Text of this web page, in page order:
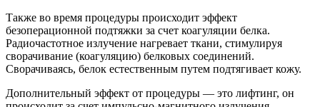
Также во время процедуры происходит эффект
безоперационной подтяжки за счет коагуляции белка.
Радиочастотное излучение нагревает ткани, стимулируя
сворачивание (коагуляцию) белковых соединений.
Сворачиваясь, белок естественным путем подтягивает кожу.
Дополнительный эффект от процедуры — это лифтинг, он